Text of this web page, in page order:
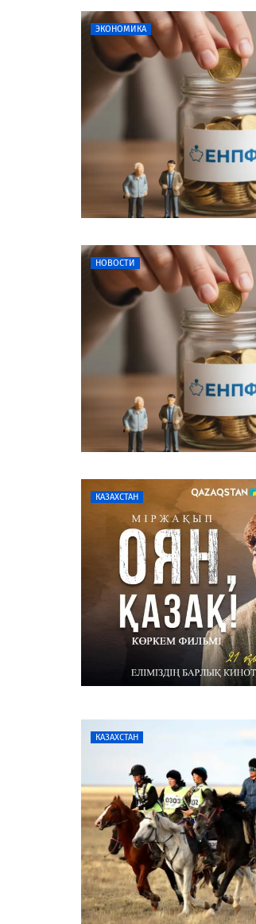
ЭКОНОМИКА
НОВОСТИ
КАЗАХСТАН
КАЗАХСТАН